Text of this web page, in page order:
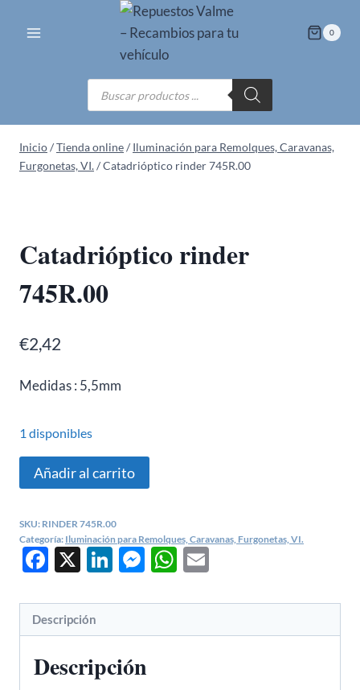
0
Búsqueda
de
productos
Inicio/Tienda online/ Iluminación para Remolques, Caravanas,
Furgonetas, VI./Catadrióptico rinder 745R.00
Catadrióptico rinder
745R.00
€2,42
Medidas : 5,5mm
1 disponibles
Catadrióptico
rinder
cantidad
Añadir al carrito
SKU: RINDER 745R.00
Categoría: Iluminación para Remolques, Caravanas, Furgonetas, VI.
Facebook
X LinkedIn
Messenger
WhatsApp
Descripción
Descripción